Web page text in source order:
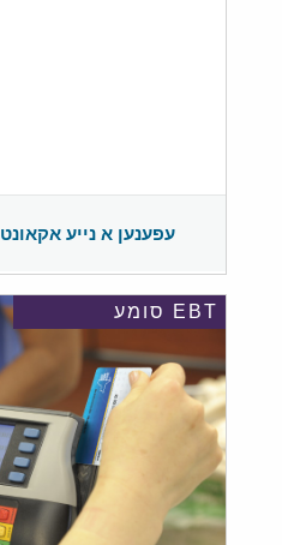
עפענען א נייע אקאונט
EBT סומע